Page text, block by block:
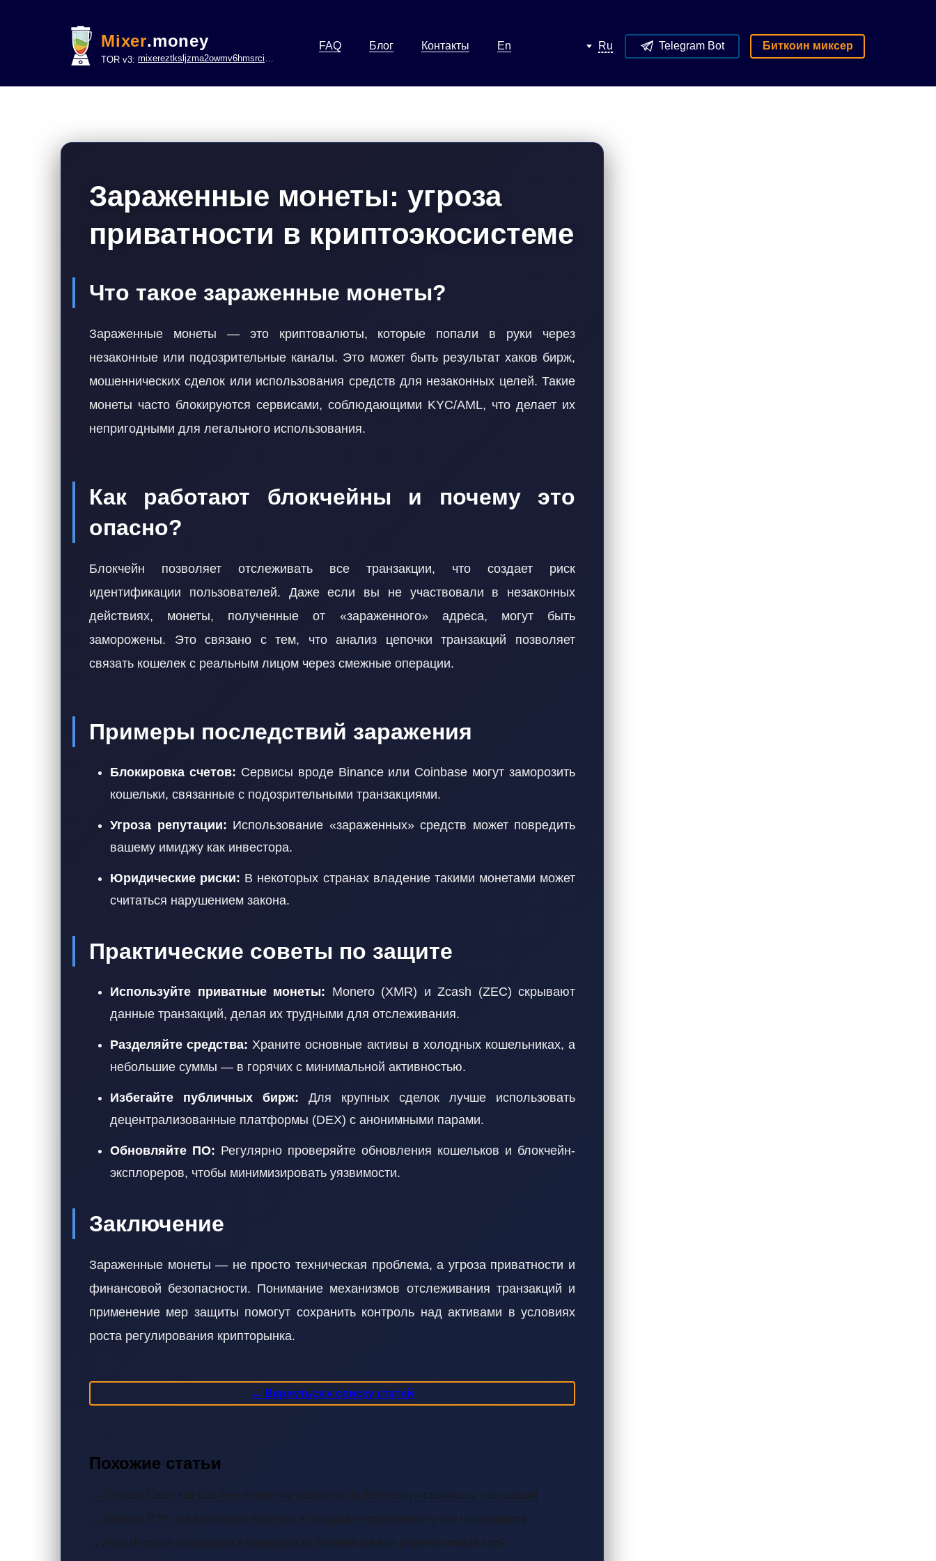
Mixer.money
TOR v3: mixereztksljzma2owmv6hmsrci322lsje6m3svicoddk3xbgvhd2fid.onion
FAQ Блог Контакты En Ru Telegram Bot Биткоин миксер
Зараженные монеты: угроза
приватности в криптоэкосистеме
Что такое зараженные монеты?
Зараженные монеты — это криптовалюты, которые попали в руки через
незаконные или подозрительные каналы. Это может быть результат хаков бирж,
мошеннических сделок или использования средств для незаконных целей. Такие
монеты часто блокируются сервисами, соблюдающими KYC/AML, что делает их
непригодными для легального использования.
Как работают блокчейны и почему это
опасно?
Блокчейн позволяет отслеживать все транзакции, что создает риск
идентификации пользователей. Даже если вы не участвовали в незаконных
действиях, монеты, полученные от «зараженного» адреса, могут быть
заморожены. Это связано с тем, что анализ цепочки транзакций позволяет
связать кошелек с реальным лицом через смежные операции.
Примеры последствий заражения
Блокировка счетов: Сервисы вроде Binance или Coinbase могут заморозить
кошельки, связанные с подозрительными транзакциями.
Угроза репутации: Использование «зараженных» средств может повредить
вашему имиджу как инвестора.
Юридические риски: В некоторых странах владение такими монетами может
считаться нарушением закона.
Практические советы по защите
Используйте приватные монеты: Monero (XMR) и Zcash (ZEC) скрывают
данные транзакций, делая их трудными для отслеживания.
Разделяйте средства: Храните основные активы в холодных кошельниках, а
небольшие суммы — в горячих с минимальной активностью.
Избегайте публичных бирж: Для крупных сделок лучше использовать
децентрализованные платформы (DEX) с анонимными парами.
Обновляйте ПО: Регулярно проверяйте обновления кошельков и блокчейн-
эксплореров, чтобы минимизировать уязвимости.
Заключение
Зараженные монеты — не просто техническая проблема, а угроза приватности и
финансовой безопасности. Понимание механизмов отслеживания транзакций и
применение мер защиты помогут сохранить контроль над активами в условиях
роста регулирования крипторынка.
← Вернуться к списку статей
Похожие статьи
→ Tornado Cash: как Gas Fee влияет на приватность Ethereum и стоимость транзакций
→ Binance P2P: как безопасно покупать и продавать криптовалюту без посредников
→ Aleo zk-rollup: революция в приватности блокчейнов или маркетинговый ход?